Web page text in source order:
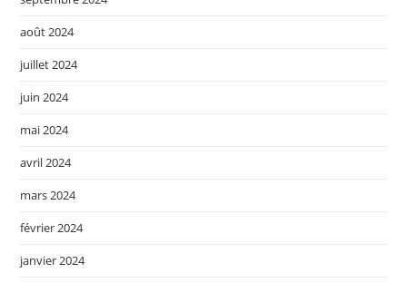
août 2024
juillet 2024
juin 2024
mai 2024
avril 2024
mars 2024
février 2024
janvier 2024